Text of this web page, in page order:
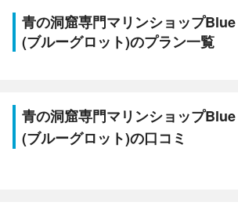
青の洞窟専門マリンショップ
(ブルーグロット)のプラン一覧
青の洞窟専門マリンショップ
(ブルーグロット)の口コミ